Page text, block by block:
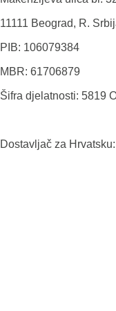
11111 Beograd, R.
PIB: 106079384
MBR: 61706879
Šifra djelatnosti: 5819
Dostavljač za